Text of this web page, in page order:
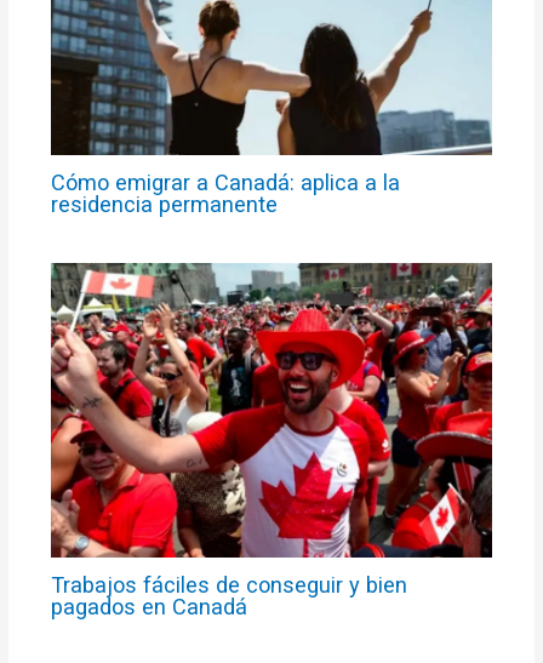
Cómo emigrar a Canadá: aplica a la
residencia permanente
Trabajos fáciles de conseguir y bien
pagados en Canadá